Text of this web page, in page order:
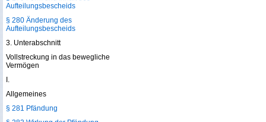
Aufteilungsbescheids
§ 280 Änderung des
Aufteilungsbescheids
3. Unterabschnitt
Vollstreckung in das bewegliche
Vermögen
I.
Allgemeines
§ 281 Pfändung